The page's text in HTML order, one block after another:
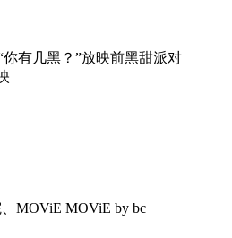
你有几黑？”放映前黑甜派对
MOViE MOViE by bc